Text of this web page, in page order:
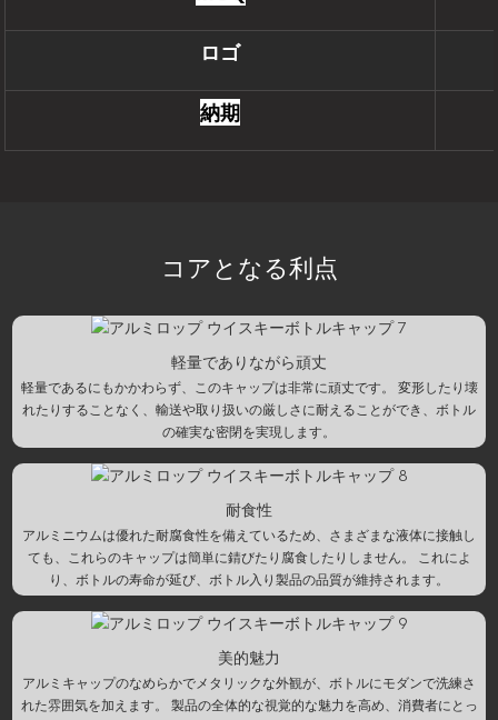
ロゴ
納期
コアとなる利点
軽量でありながら頑丈
軽量であるにもかかわらず、このキャップは非常に頑丈です。 変形したり壊
れたりすることなく、輸送や取り扱いの厳しさに耐えることができ、ボトル
の確実な密閉を実現します。
耐食性
アルミニウムは優れた耐腐食性を備えているため、さまざまな液体に接触し
ても、これらのキャップは簡単に錆びたり腐食したりしません。 これによ
り、ボトルの寿命が延び、ボトル入り製品の品質が維持されます。
美的魅力
アルミキャップのなめらかでメタリックな外観が、ボトルにモダンで洗練さ
れた雰囲気を加えます。 製品の全体的な視覚的な魅力を高め、消費者にとっ